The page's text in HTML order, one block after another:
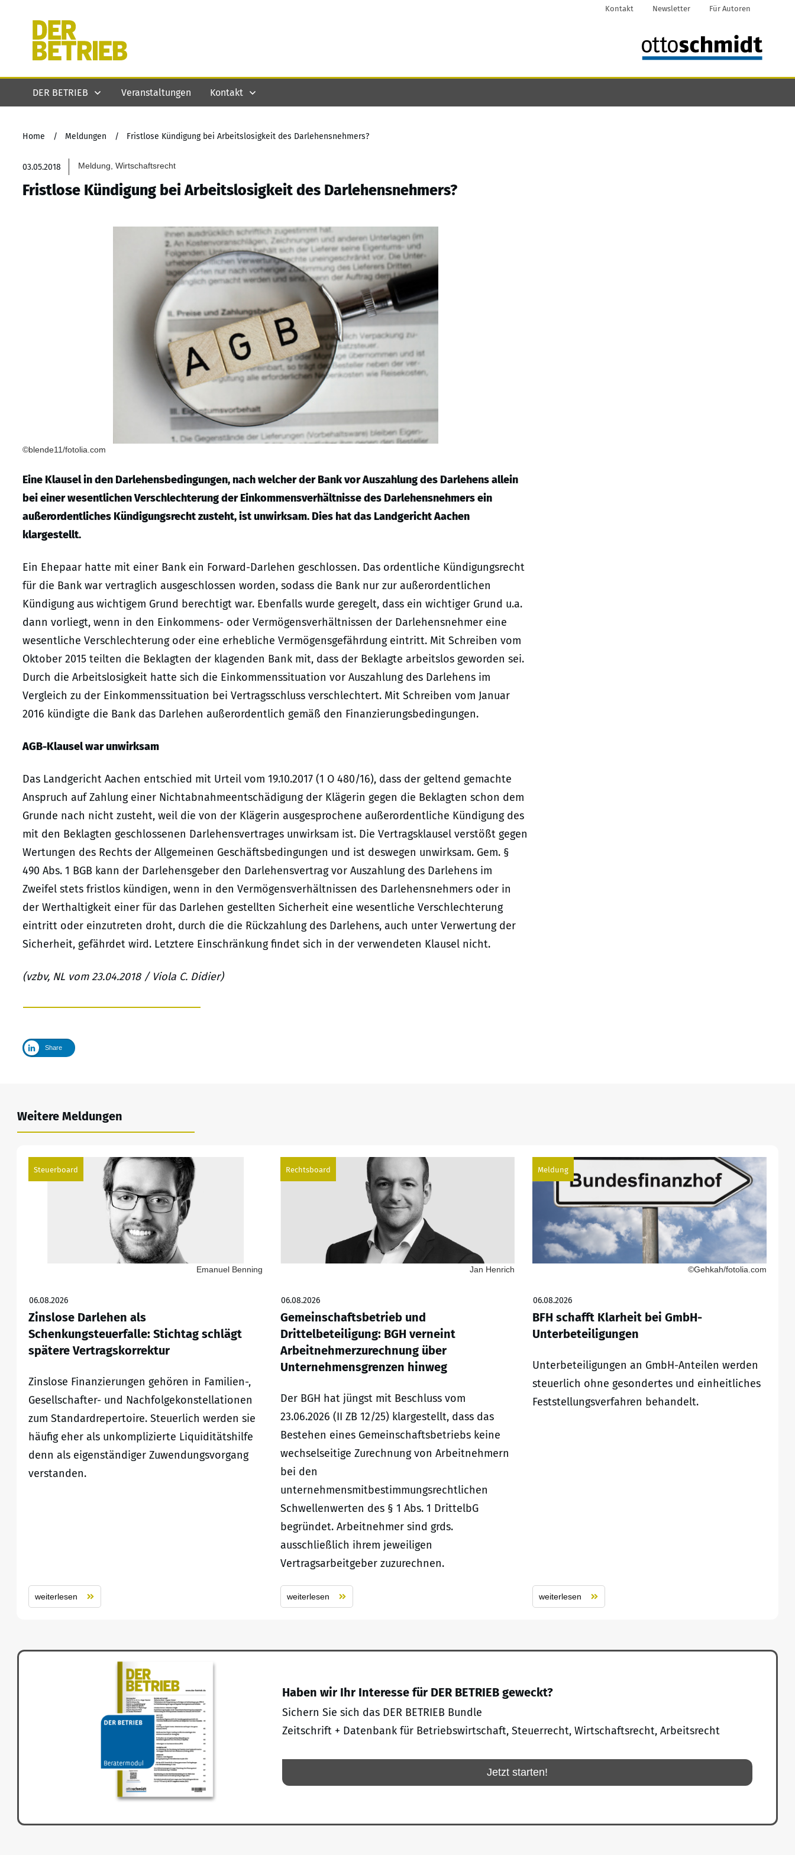
Kontakt Newsletter Für Autoren
DER BETRIEB Veranstaltungen Kontakt
Home / Meldungen / Fristlose Kündigung bei Arbeitslosigkeit des Darlehensnehmers?
03.05.2018 Meldung, Wirtschaftsrecht
Fristlose Kündigung bei Arbeitslosigkeit des Darlehensnehmers?
©blende11/fotolia.com
Eine Klausel in den Darlehensbedingungen, nach welcher der Bank vor Auszahlung des Darlehens allein
bei einer wesentlichen Verschlechterung der Einkommensverhältnisse des Darlehensnehmers ein
außerordentliches Kündigungsrecht zusteht, ist unwirksam. Dies hat das Landgericht Aachen
klargestellt.
Ein Ehepaar hatte mit einer Bank ein Forward-Darlehen geschlossen. Das ordentliche Kündigungsrecht
für die Bank war vertraglich ausgeschlossen worden, sodass die Bank nur zur außerordentlichen
Kündigung aus wichtigem Grund berechtigt war. Ebenfalls wurde geregelt, dass ein wichtiger Grund u.a.
dann vorliegt, wenn in den Einkommens- oder Vermögensverhältnissen der Darlehensnehmer eine
wesentliche Verschlechterung oder eine erhebliche Vermögensgefährdung eintritt. Mit Schreiben vom
Oktober 2015 teilten die Beklagten der klagenden Bank mit, dass der Beklagte arbeitslos geworden sei.
Durch die Arbeitslosigkeit hatte sich die Einkommenssituation vor Auszahlung des Darlehens im
Vergleich zu der Einkommenssituation bei Vertragsschluss verschlechtert. Mit Schreiben vom Januar
2016 kündigte die Bank das Darlehen außerordentlich gemäß den Finanzierungsbedingungen.
AGB-Klausel war unwirksam
Das Landgericht Aachen entschied mit Urteil vom 19.10.2017 (1 O 480/16), dass der geltend gemachte
Anspruch auf Zahlung einer Nichtabnahmeentschädigung der Klägerin gegen die Beklagten schon dem
Grunde nach nicht zusteht, weil die von der Klägerin ausgesprochene außerordentliche Kündigung des
mit den Beklagten geschlossenen Darlehensvertrages unwirksam ist. Die Vertragsklausel verstößt gegen
Wertungen des Rechts der Allgemeinen Geschäftsbedingungen und ist deswegen unwirksam. Gem. §
490 Abs. 1 BGB kann der Darlehensgeber den Darlehensvertrag vor Auszahlung des Darlehens im
Zweifel stets fristlos kündigen, wenn in den Vermögensverhältnissen des Darlehensnehmers oder in
der Werthaltigkeit einer für das Darlehen gestellten Sicherheit eine wesentliche Verschlechterung
eintritt oder einzutreten droht, durch die die Rückzahlung des Darlehens, auch unter Verwertung der
Sicherheit, gefährdet wird. Letztere Einschränkung findet sich in der verwendeten Klausel nicht.
(vzbv, NL vom 23.04.2018 / Viola C. Didier)
Share
Weitere Meldungen
Steuerboard
Emanuel Benning
06.08.2026
Zinslose Darlehen als
Schenkungsteuerfalle: Stichtag schlägt
spätere Vertragskorrektur
Zinslose Finanzierungen gehören in Familien-,
Gesellschafter- und Nachfolgekonstellationen
zum Standardrepertoire. Steuerlich werden sie
häufig eher als unkomplizierte Liquiditätshilfe
denn als eigenständiger Zuwendungsvorgang
verstanden.
weiterlesen
Rechtsboard
Jan Henrich
06.08.2026
Gemeinschaftsbetrieb und
Drittelbeteiligung: BGH verneint
Arbeitnehmerzurechnung über
Unternehmensgrenzen hinweg
Der BGH hat jüngst mit Beschluss vom
23.06.2026 (II ZB 12/25) klargestellt, dass das
Bestehen eines Gemeinschaftsbetriebs keine
wechselseitige Zurechnung von Arbeitnehmern
bei den
unternehmensmitbestimmungsrechtlichen
Schwellenwerten des § 1 Abs. 1 DrittelbG
begründet. Arbeitnehmer sind grds.
ausschließlich ihrem jeweiligen
Vertragsarbeitgeber zuzurechnen.
weiterlesen
Meldung
©Gehkah/fotolia.com
06.08.2026
BFH schafft Klarheit bei GmbH-
Unterbeteiligungen
Unterbeteiligungen an GmbH-Anteilen werden
steuerlich ohne gesondertes und einheitliches
Feststellungsverfahren behandelt.
weiterlesen
Haben wir Ihr Interesse für DER BETRIEB geweckt?
Sichern Sie sich das DER BETRIEB Bundle
Zeitschrift + Datenbank für Betriebswirtschaft, Steuerrecht, Wirtschaftsrecht, Arbeitsrecht
Jetzt starten!